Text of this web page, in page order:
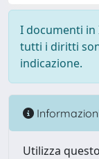
I documenti in
tutti i diritti
indicazione.
Utilizza